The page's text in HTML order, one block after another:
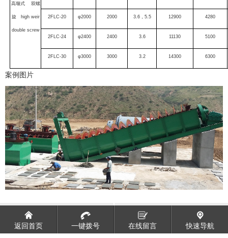
高堰式 双螺
旋 high weir
double screw
2FLC-20 φ2000 2000 3.6，5.5 12900 4280
2FLC-24 φ2400 2400 3.6 11130 5100
2FLC-30 φ3000 3000 3.2 14300 6300
案例图片
FX型水力旋流器 直筒溢流型球磨机
返回首页 一键拨号 在线留言 快速导航